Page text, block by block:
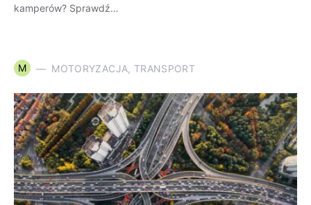
kamperów? Sprawdź…
M MOTORYZACJA, TRANSPORT